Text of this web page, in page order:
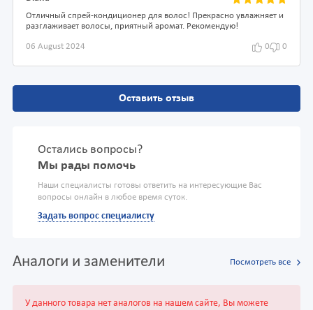
Отличный спрей-кондиционер для волос! Прекрасно увлажняет и
разглаживает волосы, приятный аромат. Рекомендую!
06 August 2024 0 0
Оставить отзыв
Остались вопросы?
Мы рады помочь
Наши специалисты готовы ответить на интересующие Вас
вопросы онлайн в любое время суток.
Задать вопрос специалисту
Аналоги и заменители Посмотреть все
У данного товара нет аналогов на нашем сайте, Вы можете